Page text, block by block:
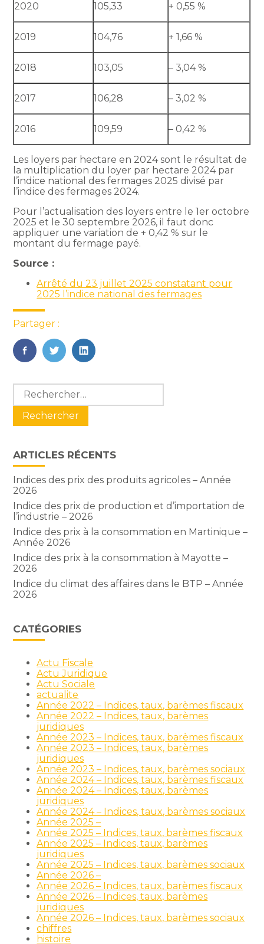
2020 105,33 + 0,55 %
2019 104,76 + 1,66 %
2018 103,05 – 3,04 %
2017 106,28 – 3,02 %
2016 109,59 – 0,42 %
Les loyers par hectare en 2024 sont le résultat de
la multiplication du loyer par hectare 2024 par
l’indice national des fermages 2025 divisé par
l’indice des fermages 2024.
Pour l’actualisation des loyers entre le 1er octobre
2025 et le 30 septembre 2026, il faut donc
appliquer une variation de + 0,42 % sur le
montant du fermage payé.
Source :
Arrêté du 23 juillet 2025 constatant pour
2025 l’indice national des fermages
Partager :
FaceBook
TwitterLinkedIn
Blog
sidebar
Rechercher :
ARTICLES RÉCENTS
Indices des prix des produits agricoles – Année
2026
Indice des prix de production et d’importation de
l’industrie – 2026
Indice des prix à la consommation en Martinique –
Année 2026
Indice des prix à la consommation à Mayotte –
2026
Indice du climat des affaires dans le BTP – Année
2026
CATÉGORIES
Actu Fiscale
Actu Juridique
Actu Sociale
actualite
Année 2022 – Indices, taux, barèmes fiscaux
Année 2022 – Indices, taux, barèmes
juridiques
Année 2023 – Indices, taux, barèmes fiscaux
Année 2023 – Indices, taux, barèmes
juridiques
Année 2023 – Indices, taux, barèmes sociaux
Année 2024 – Indices, taux, barèmes fiscaux
Année 2024 – Indices, taux, barèmes
juridiques
Année 2024 – Indices, taux, barèmes sociaux
Année 2025 –
Année 2025 – Indices, taux, barèmes fiscaux
Année 2025 – Indices, taux, barèmes
juridiques
Année 2025 – Indices, taux, barèmes sociaux
Année 2026 –
Année 2026 – Indices, taux, barèmes fiscaux
Année 2026 – Indices, taux, barèmes
juridiques
Année 2026 – Indices, taux, barèmes sociaux
chiffres
histoire